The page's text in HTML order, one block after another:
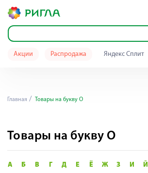
Акции Распродажа Яндекс Сплит
Главная Товары на букву O
Товары на букву O
А Б В Г Д Е Ё Ж З И Й